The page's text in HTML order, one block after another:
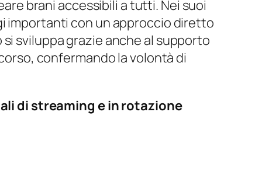
brani accessibili a tutti. Nei suoi
importanti con un approccio diretto
sviluppa grazie anche al supporto
confermando la volontà di
di streaming e in rotazione